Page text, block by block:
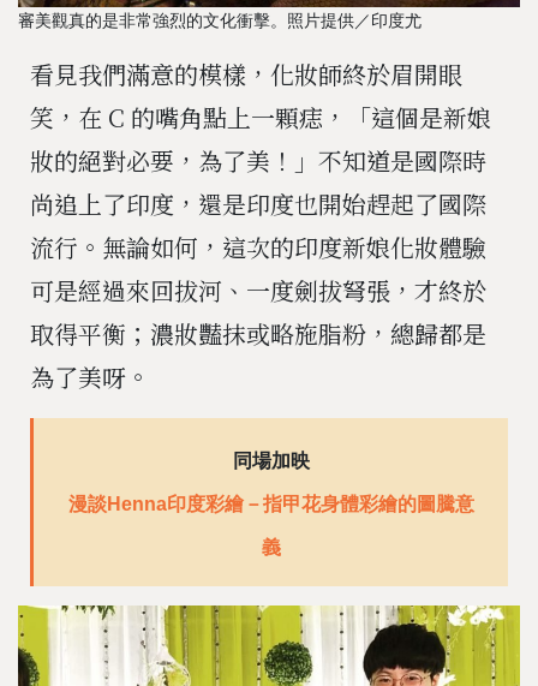
審美觀真的是非常強烈的文化衝擊。照片提供／印度尤
看見我們滿意的模樣，化妝師終於眉開眼
笑，在 C 的嘴角點上一顆痣，「這個是新娘
妝的絕對必要，為了美！」不知道是國際時
尚追上了印度，還是印度也開始趕起了國際
流行。無論如何，這次的印度新娘化妝體驗
可是經過來回拔河、一度劍拔弩張，才終於
取得平衡；濃妝豔抹或略施脂粉，總歸都是
為了美呀。
同場加映
漫談Henna印度彩繪－指甲花身體彩繪的圖騰意
義